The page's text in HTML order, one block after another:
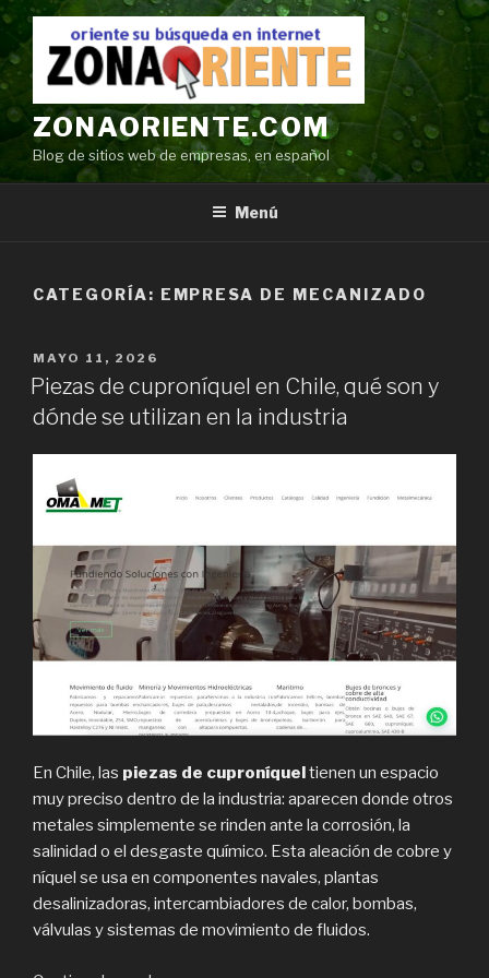
Ir
contenido
ZONAORIENTE.COM
Blog de sitios web de empresas, en español
Menú
CATEGORÍA: EMPRESA DE MECANIZADO
POSTED
ON
MAYO 11, 2026
Piezas de cuproníquel en Chile, qué son y
dónde se utilizan en la industria
En Chile, las piezas de cuproníquel tienen un espacio
muy preciso dentro de la industria: aparecen donde otros
metales simplemente se rinden ante la corrosión, la
salinidad o el desgaste químico. Esta aleación de cobre y
níquel se usa en componentes navales, plantas
desalinizadoras, intercambiadores de calor, bombas,
válvulas y sistemas de movimiento de fluidos.